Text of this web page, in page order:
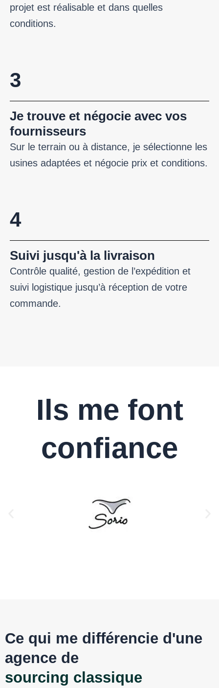
projet est réalisable et dans quelles
conditions.
3
Je trouve et négocie avec vos
fournisseurs
Sur le terrain ou à distance, je sélectionne les
usines adaptées et négocie prix et conditions.
4
Suivi jusqu'à la livraison
Contrôle qualité, gestion de l’expédition et
suivi logistique jusqu’à réception de votre
commande.
Ils me font
confiance
Ce qui me différencie d'une
agence de
sourcing classique